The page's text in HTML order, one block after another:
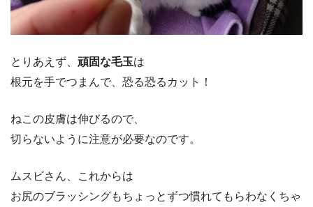
とりあえず、 頑固な毛玉は
根元を手でつまんで、恐る恐るカット！
ねこの皮膚は伸びるので、
切らないように注意が必要なのです。
ムスビさん、これからは
お尻のブラッシングもちょっとずつ慣れてもらわなくちゃ